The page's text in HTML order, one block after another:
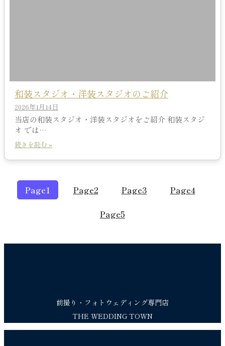
和装スタジオ・洋装スタジオのご紹介
2026年1月14日
当店の和装スタジオ・洋装スタジオをご紹介 和装スタジ
オ では…
続きを読む »
Page1 Page2 Page3 Page4
Page5
前撮り・フォトウェディング専門店
THE WEDDING TOWN